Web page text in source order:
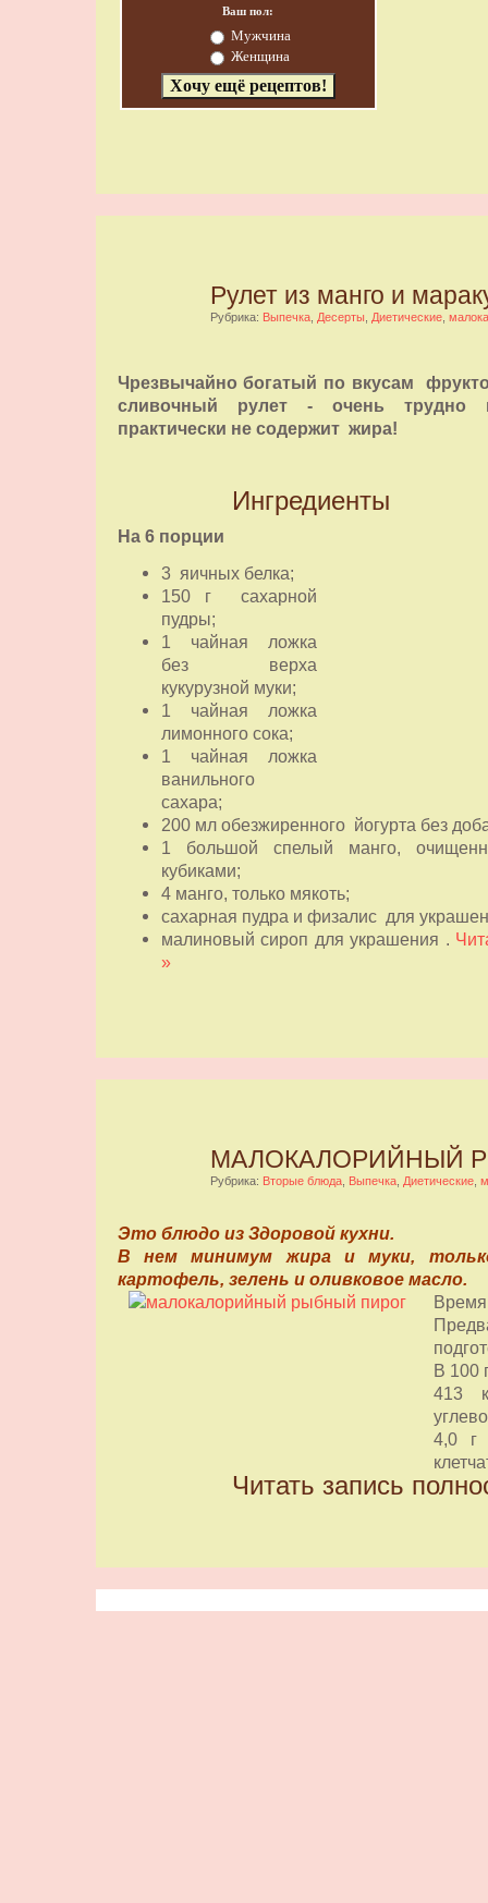
Ваш пол:
Мужчина
Женщина
Рулет из манго и
Рубрика: Выпечка, Десерты, Диетические,
Чрезвычайно богатый по вкусам
сливочный рулет - очень трудно
практически не содержит жира!
Ингредиенты
На 6 порции
3 яичных белка;
150 г сахарной
пудры;
1 чайная ложка
без верха
кукурузной муки;
1 чайная ложка
лимонного сока;
1 чайная ложка
ванильного
сахара;
200 мл обезжиренного йогурта без
1 большой спелый манго,
кубиками;
4 манго, только мякоть;
сахарная пудра и физалис для
малиновый сироп для украшения .
»
МАЛОКАЛОРИЙНЫЙ
Рубрика: Вторые блюда, Выпечка, Диетические,
Это блюдо из Здоровой кухни.
В нем минимум жира и муки,
картофель, зелень и оливковое масло.
Время
В 100
413
4,0 г
Читать запись